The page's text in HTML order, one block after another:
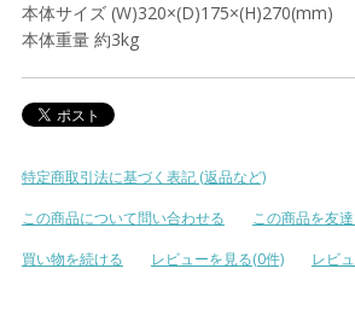
本体サイズ (W)320×(D)175×(H)270(mm)
本体重量 約3kg
特定商取引法に基づく表記 (返品など)
この商品について問い合わせる
この商品を友
買い物を続ける
レビューを見る(0件) レビ